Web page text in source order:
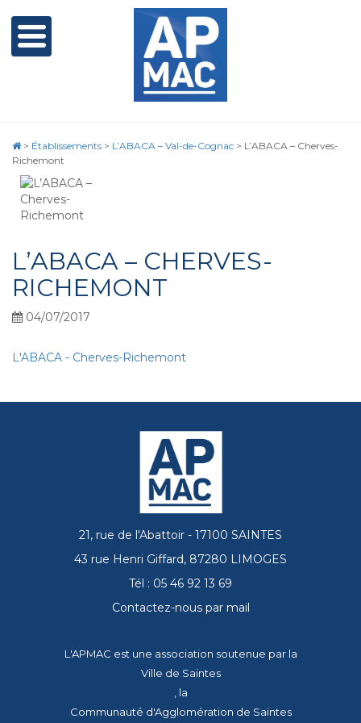
> Établissements > L’ABACA – Val-de-Cognac > L’ABACA – Cherves-
Richemont
L’ABACA – CHERVES-
RICHEMONT
04/07/2017
L'ABACA - Cherves-Richemont
21, rue de l'Abattoir - 17100 SAINTES
43 rue Henri Giffard, 87280 LIMOGES
Tél : 05 46 92 13 69
Contactez-nous par mail
L'APMAC est une association soutenue par la
Ville de Saintes
, la
Communauté d'Agglomération de Saintes